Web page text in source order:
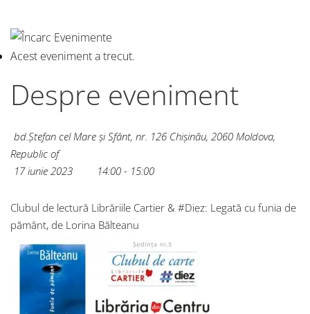
Acest eveniment a trecut.
Despre eveniment
bd.Ștefan cel Mare și Sfânt, nr. 126 Chișinău, 2060 Moldova,
Republic of
17 iunie 2023
14:00 - 15:00
Clubul de lectură Librăriile Cartier & #Diez: Legată cu funia de
pământ, de Lorina Bălteanu